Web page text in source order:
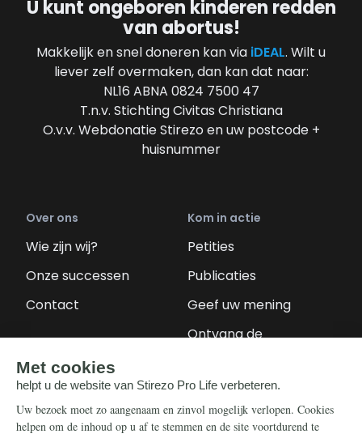
U kunt ongeboren kinderen redden
van abortus!
Makkelijk en snel doneren kan via iDEAL. Wilt u
liever zelf overmaken, dan kan dat naar:
NL16 ABNA 0824 7500 47
T.n.v. Stichting Civitas Christiana
O.v.v. Webdonatie Stirezo en uw postcode +
huisnummer
Over ons
Wie zijn wij?
Onze successen
Contact
Kom in actie
Petities
Publicaties
Geef uw mening
Ontvang de
Steun ons Info